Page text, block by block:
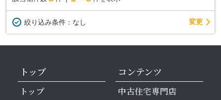
絞り込み条件： なし 変更
トップ
トップ
コンテンツ
中古住宅専門店